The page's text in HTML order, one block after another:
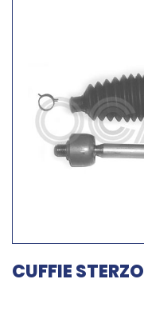
CUFFIE STERZO